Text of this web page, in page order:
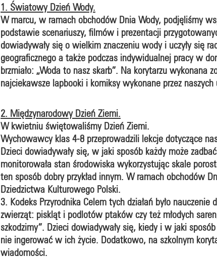
1. Światowy Dzień Wody.
W marcu, w ramach obchodów Dnia Wody, podjęliśmy
podstawie scenariuszy, filmów i prezentacji
dowiadywały się o wielkim znaczeniu wody i uczyły się
geograficznego a także podczas indywidualnej pracy w
brzmiało: „Woda to nasz skarb”. Na korytarzu wykonana
najciekawsze lapbooki i komiksy wykonane przez
2. Międzynarodowy Dzień Ziemi.
W kwietniu świętowaliśmy Dzień Ziemi.
Wychowawcy klas 4-8 przeprowadzili lekcje dotyczące
Dzieci dowiadywały się, w jaki sposób każdy może
monitorowała stan środowiska wykorzystując skale
ten sposób dobry przykład innym. W ramach obchodów
Dziedzictwa Kulturowego Polski.
3. Kodeks Przyrodnika Celem tych działań było
zwierząt: piskląt i podlotów ptaków czy też młodych
szkodzimy”. Dzieci dowiadywały się, kiedy i w jaki
nie ingerować w ich życie. Dodatkowo, na szkolnym
wiadomości.